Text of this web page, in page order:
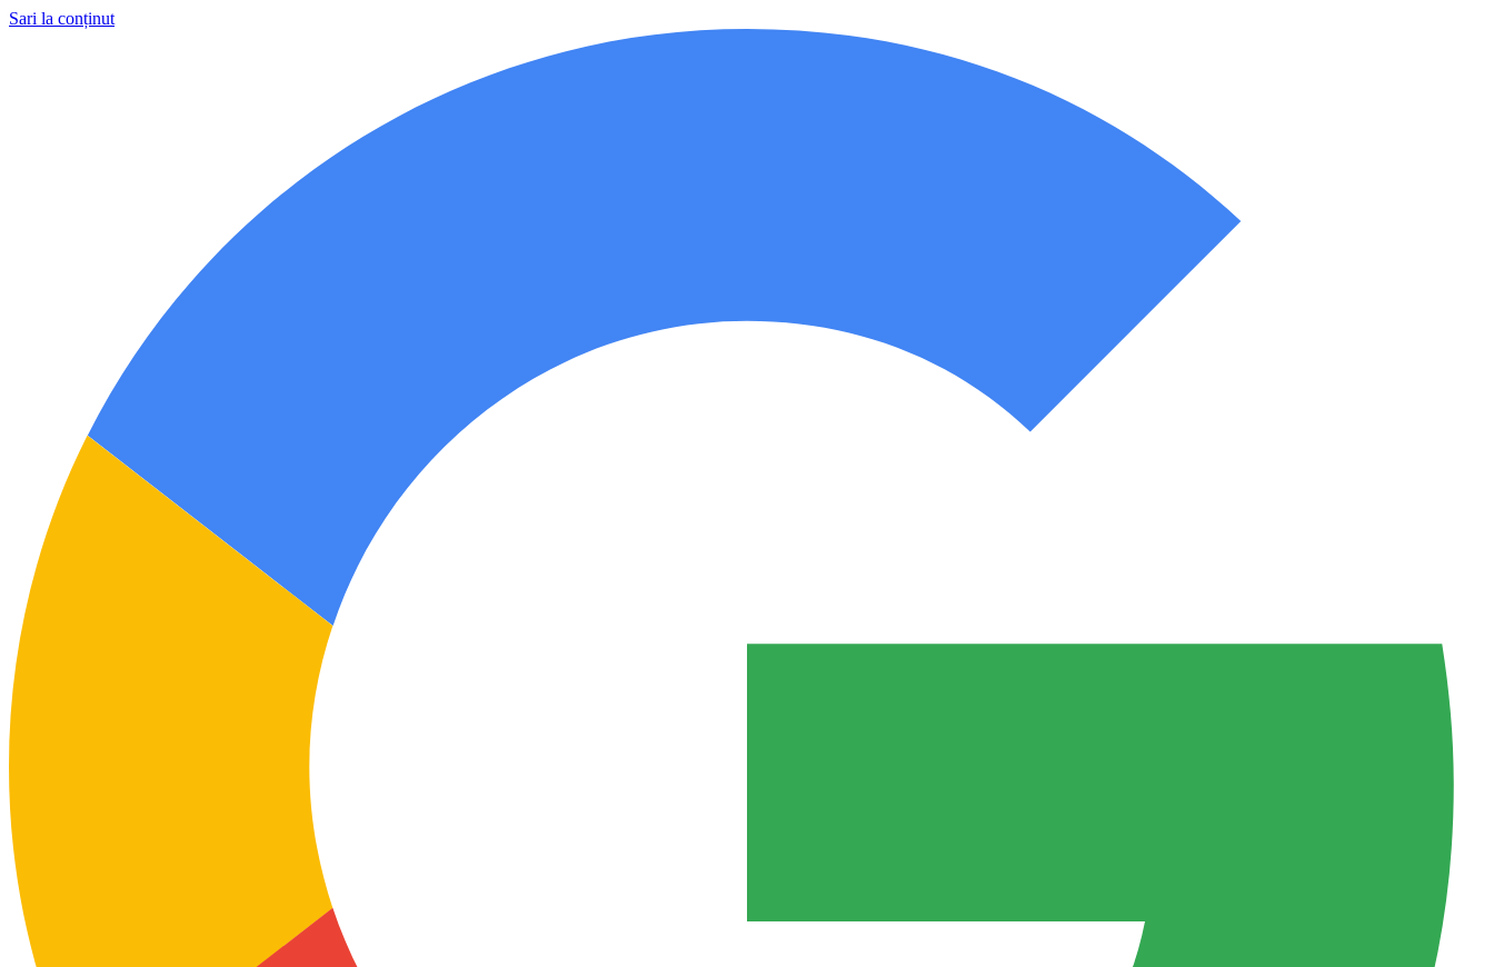
Sari la conținut